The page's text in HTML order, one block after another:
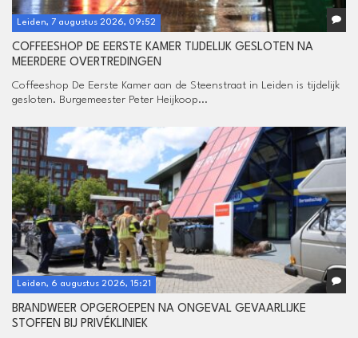
Leiden, 7 augustus 2026, 09:52
COFFEESHOP DE EERSTE KAMER TIJDELIJK GESLOTEN NA
MEERDERE OVERTREDINGEN
Coffeeshop De Eerste Kamer aan de Steenstraat in Leiden is tijdelijk
gesloten. Burgemeester Peter Heijkoop...
Leiden, 6 augustus 2026, 15:21
BRANDWEER OPGEROEPEN NA ONGEVAL GEVAARLIJKE
STOFFEN BIJ PRIVÉKLINIEK